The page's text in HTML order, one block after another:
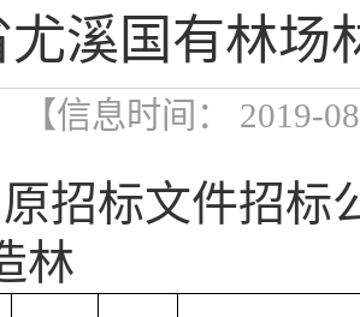
溪国有林场
【信息时间： 2019-
招标文件招标
林